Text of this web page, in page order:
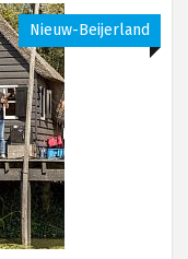
Nieuw-Beijerland